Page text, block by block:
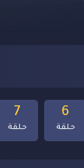
7
حلقة
6
حلقة